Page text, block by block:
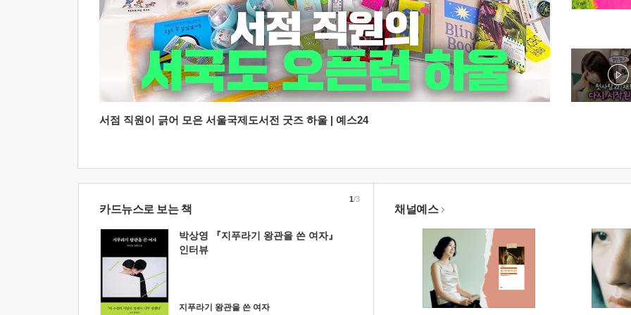
서점 직원이 긁어 모은 서울국제도서전 굿즈 하울 | 예스24
카드뉴스로 보는 책
박상영 『지푸라기 왕관을 쓴 여자』
인터뷰
지푸라기 왕관을 쓴 여자
1/3
채널예스